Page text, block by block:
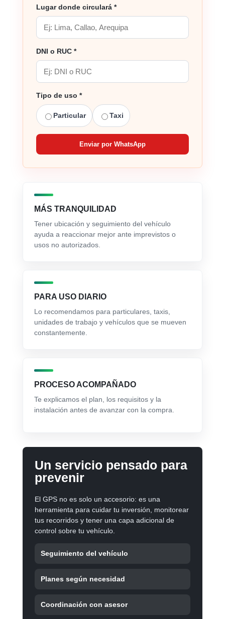
Lugar donde circulará *
DNI o RUC *
Tipo de uso *
Particular Taxi
Enviar por WhatsApp
MÁS TRANQUILIDAD
Tener ubicación y seguimiento del vehículo
ayuda a reaccionar mejor ante imprevistos o
usos no autorizados.
PARA USO DIARIO
Lo recomendamos para particulares, taxis,
unidades de trabajo y vehículos que se mueven
constantemente.
PROCESO ACOMPAÑADO
Te explicamos el plan, los requisitos y la
instalación antes de avanzar con la compra.
Un servicio pensado para
prevenir
El GPS no es solo un accesorio: es una
herramienta para cuidar tu inversión, monitorear
tus recorridos y tener una capa adicional de
control sobre tu vehículo.
Seguimiento del vehículo
Planes según necesidad
Coordinación con asesor